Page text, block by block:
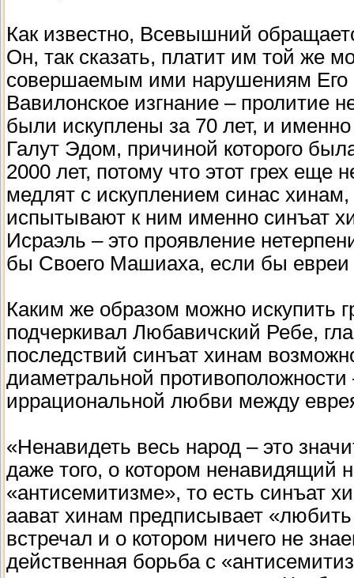
Как известно, Всевышний
Он, так сказать, платит им той же
совершаемым ими нарушениям Его
Вавилонское изгнание – пролитие
были искуплены за 70 лет, и
Галут Эдом, причиной которого
2000 лет, потому что этот грех еще
медлят с искуплением синас
испытывают к ним именно синъат
Исраэль – это проявление
бы Своего Машиаха, если бы евреи
Каким же образом можно искупить
подчеркивал Любавичский Ребе,
последствий синъат хинам
диаметральной
иррациональной любви между
«Ненавидеть весь народ – это
даже того, о котором ненавидящий
«антисемитизме», то есть синъат
аават хинам предписывает «любить
встречал и о котором ничего не
действенная борьба с